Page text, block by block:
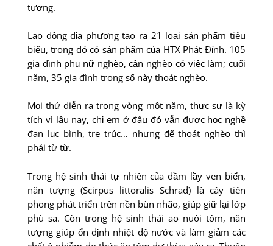
tượng.
Lao động địa phương tạo ra 21 loại sản phẩm tiêu
biểu, trong đó có sản phẩm của HTX Phát Ðỉnh. 105
gia đình phụ nữ nghèo, cận nghèo có việc làm; cuối
năm, 35 gia đình trong số này thoát nghèo.
Mọi thứ diễn ra trong vòng một năm, thực sự là kỳ
tích vì lâu nay, chị em ở đâu đó vẫn được học nghề
đan lục bình, tre trúc… nhưng để thoát nghèo thì
phải từ từ.
Trong hệ sinh thái tự nhiên của đầm lầy ven biển,
năn tượng (Scirpus littoralis Schrad) là cây tiên
phong phát triển trên nền bùn nhão, giúp giữ lại lớp
phù sa. Còn trong hệ sinh thái ao nuôi tôm, năn
tượng giúp ổn định nhiệt độ nước và làm giảm các